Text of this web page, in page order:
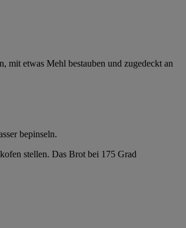
mit etwas Mehl bestauben und zugedeckt an
bepinseln.
stellen. Das Brot bei 175 Grad